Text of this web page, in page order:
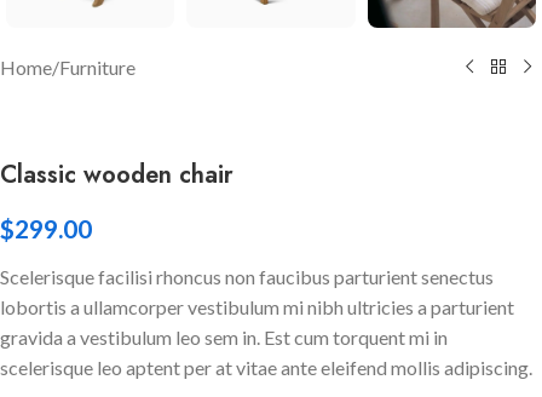
Home/Furniture
Classic wooden chair
$299.00
Scelerisque facilisi rhoncus non faucibus parturient senectus
lobortis a ullamcorper vestibulum mi nibh ultricies a parturient
gravida a vestibulum leo sem in. Est cum torquent mi in
scelerisque leo aptent per at vitae ante eleifend mollis adipiscing.